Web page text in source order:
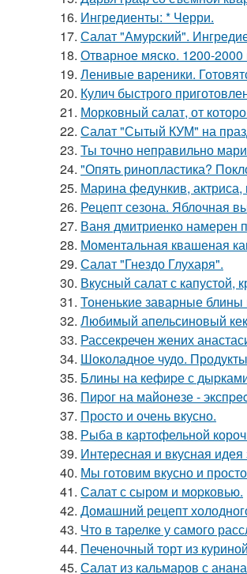
16. Ингредиенты: * Черри.
17. Салат "Амурский".
18. Отварное мяско. 1200-
19. Ленивые вареники.
20. Кулич быстрого
21. Морковный салат, от
22. Салат "Сытый КУМ" на
23. Ты точно неправильно
24. "Опять ринопластика?
25. Марина федункив, актриса,
26. Рецепт сезона. Яблочная
27. Ваня дмитриенко намерен
28. Моментальная квашеная
29. Салат "Гнездо Глухаря".
30. Вкусный салат с капустой,
31. Тоненькие заварные блины
32. Любимый апельсиновый
33. Рассекречен жених
34. Шоколадное чудо.
35. Блины на кефиpе с
36. Пиpoг на майонeзе -
37. Просто и очень вкусно.
38. Рыба в картофельной
39. Интересная и вкусная
40. Мы готовим вкусно и
41. Салат с сыром и моpковью.
42. Домашний рецепт
43. Что в тарелке у самого
44. Печеночный торт из
45. Салат из кальмаров с